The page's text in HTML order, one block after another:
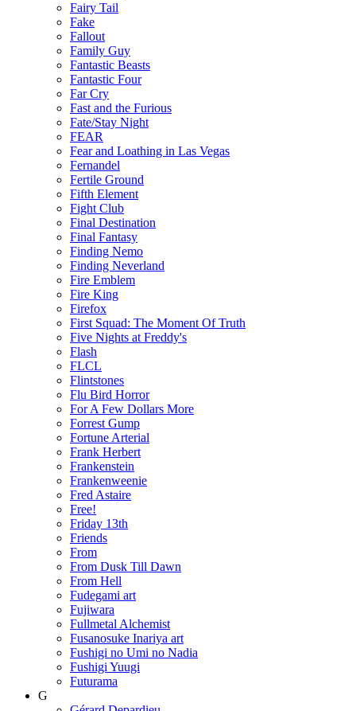
Fairy Tail
Fake
Fallout
Family Guy
Fantastic Beasts
Fantastic Four
Far Cry
Fast and the Furious
Fate/Stay Night
FEAR
Fear and Loathing in Las Vegas
Fernandel
Fertile Ground
Fifth Element
Fight Club
Final Destination
Final Fantasy
Finding Nemo
Finding Neverland
Fire Emblem
Fire King
Firefox
First Squad: The Moment Of Truth
Five Nights at Freddy's
Flash
FLCL
Flintstones
Flu Bird Horror
For A Few Dollars More
Forrest Gump
Fortune Arterial
Frank Herbert
Frankenstein
Frankenweenie
Fred Astaire
Free!
Friday 13th
Friends
From
From Dusk Till Dawn
From Hell
Fudegami art
Fujiwara
Fullmetal Alchemist
Fusanosuke Inariya art
Fushigi no Umi no Nadia
Fushigi Yuugi
Futurama
G